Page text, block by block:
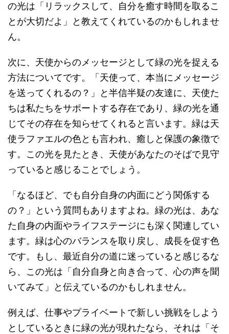
の光は「リラックスして、自分を癒す時間を取るこ
とが大切だよ」と教えてくれているのかもしれませ
ん。
次に、天使からのメッセージとして緑の光を捉える
方法についてです。「天使って、本当にメッセージ
を送ってくれるの？」と半信半疑の友達に、天使た
ちは私たちをサポートする存在であり、緑の光を通
じてその存在を知らせてくれると言います。緑は天
使ラファエルの色とも言われ、癒しと保護の象徴で
す。この光を見たとき、天使があなたのそばで見守
っていると感じることでしょう。
「なるほど、でも自分自身の内面にどう関係する
の？」という質問もありますよね。緑の光は、あな
た自身の内面やライフステージにも深く関連してい
ます。緑は心のバランスを取り戻し、成長を促す色
です。もし、最近自分の道に迷っていると感じるな
ら、この光は「自分自身と向き合って、心の声を聞
いてみて」と伝えているのかもしれません。
例えば、仕事やプライベートで新しい挑戦をしよう
としているときに緑の光が現れたなら、それは「そ